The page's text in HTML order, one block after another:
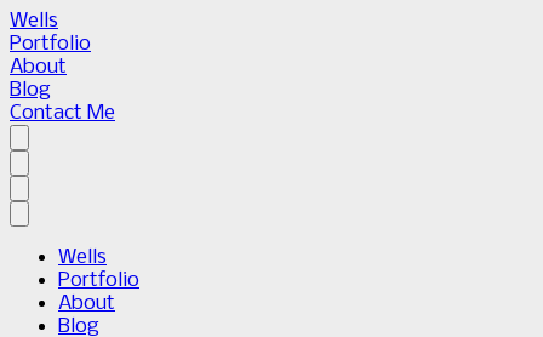
Wells
Portfolio
About
Blog
Contact Me
Wells
Portfolio
About
Blog